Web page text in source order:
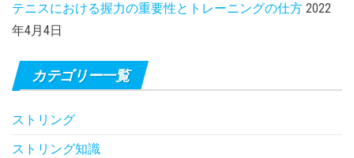
テニスにおける握力の重要性とトレーニングの仕方 2022
年4月4日
カテゴリー一覧
ストリング
ストリング知識